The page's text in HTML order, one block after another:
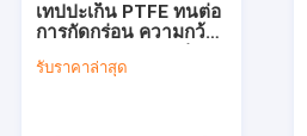
การอัดขึ้นรูปซิลิโคน
เทปปะเก็น PTFE ทนต่อ
การกัดกร่อน ความกว้าง
สารเคมีได้ดีเยี่ยม
รับราคาล่าสุด